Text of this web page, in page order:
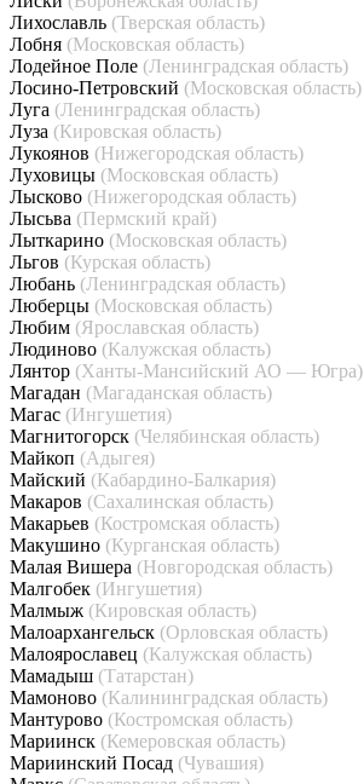
Лихославль (Тверская область)
Лобня (Московская область)
Лодейное Поле (Ленинградская область)
Лосино-Петровский (Московская область)
Луга (Ленинградская область)
Луза (Кировская область)
Лукоянов (Нижегородская область)
Луховицы (Московская область)
Лысково (Нижегородская область)
Лысьва (Пермский край)
Лыткарино (Московская область)
Льгов (Курская область)
Любань (Ленинградская область)
Люберцы (Московская область)
Любим (Ярославская область)
Людиново (Калужская область)
Лянтор (Ханты-Мансийский АО — Югра)
Магадан (Магаданская область)
Магас (Ингушетия)
Магнитогорск (Челябинская область)
Майкоп (Адыгея)
Майский (Кабардино-Балкария)
Макаров (Сахалинская область)
Макарьев (Костромская область)
Макушино (Курганская область)
Малая Вишера (Новгородская область)
Малгобек (Ингушетия)
Малмыж (Кировская область)
Малоархангельск (Орловская область)
Малоярославец (Калужская область)
Мамадыш (Татарстан)
Мамоново (Калининградская область)
Мантурово (Костромская область)
Мариинск (Кемеровская область)
Мариинский Посад (Чувашия)